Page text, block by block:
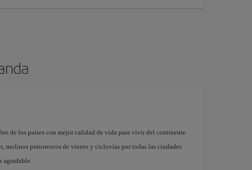
de los países con mejor calidad de vida para vivir del continente
molinos pintorescos de viento y ciclovías por todas las ciudades
agradable.